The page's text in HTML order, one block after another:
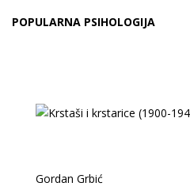
POPULARNA PSIHOLOGIJA
Gordan Grbić